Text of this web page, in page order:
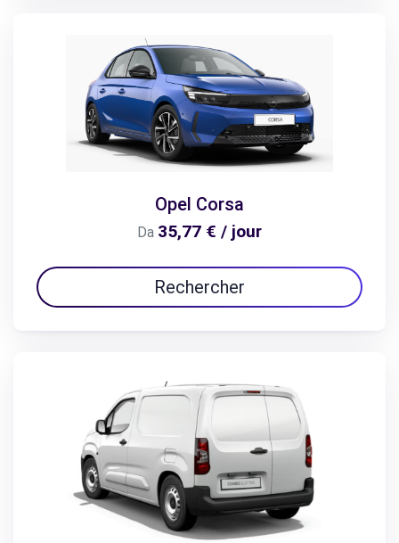
Opel Corsa
Da 35,77 € / jour
Rechercher